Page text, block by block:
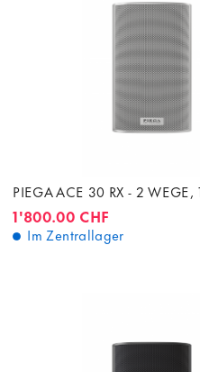
PIEGA ACE 30 RX - 2 WEGE,
1'800.00 CHF
Im Zentrallager